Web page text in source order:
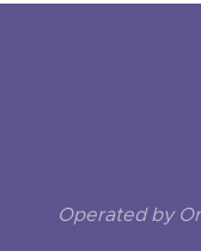
Operated by